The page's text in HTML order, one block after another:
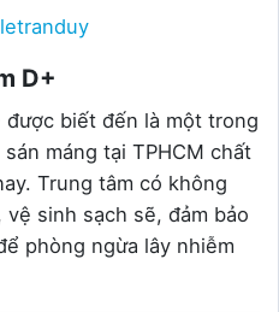
D+
biết đến là một trong
máng tại TPHCM chất
Trung tâm có không
sinh sạch sẽ, đảm bảo
phòng ngừa lây nhiễm